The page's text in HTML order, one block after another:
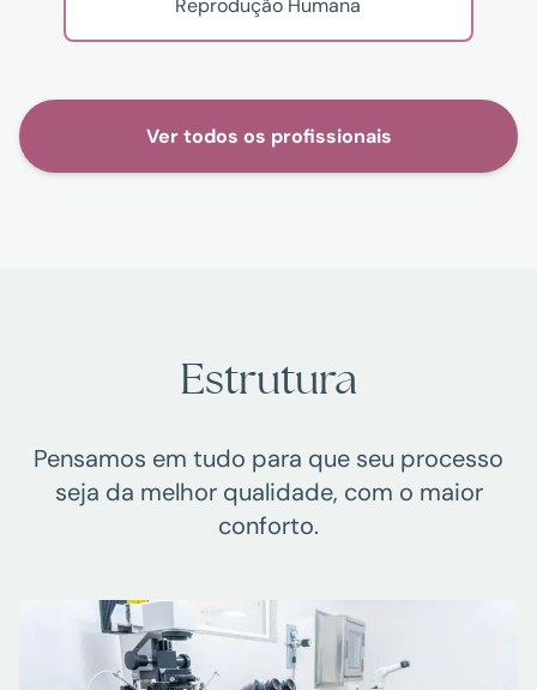
Reprodução Humana
Ver todos os profissionais
Estrutura
Pensamos em tudo para que seu processo
seja da melhor qualidade, com o maior
conforto.